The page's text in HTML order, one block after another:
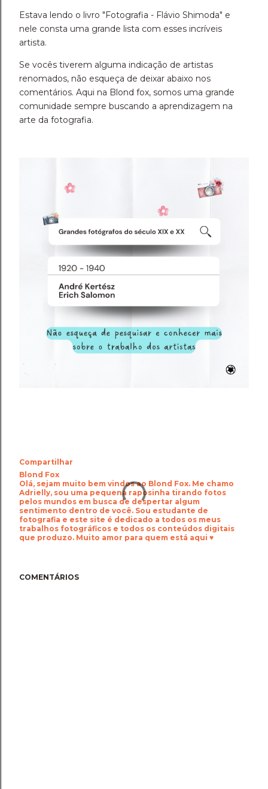
Estava lendo o livro "Fotografia - Flávio Shimoda" e
nele consta uma grande lista com esses incríveis
artista.
Se vocês tiverem alguma indicação de artistas
renomados, não esqueça de deixar abaixo nos
comentários. Aqui na Blond fox, somos uma grande
comunidade sempre buscando a aprendizagem na
arte da fotografia.
Compartilhar
Blond Fox
Olá, sejam muito bem vindos ao Blond Fox. Me chamo
Adrielly, sou uma pequena raposinha tirando fotos
pelos mundos em busca de despertar algum
sentimento dentro de você. Sou estudante de
fotografia e este site é dedicado a todos os meus
trabalhos fotográficos e todos os conteúdos digitais
que produzo. Muito amor para quem está aqui ♥
COMENTÁRIOS